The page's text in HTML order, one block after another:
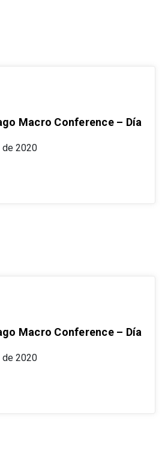
Macro Conference – Día
de 2020
Macro Conference – Día
de 2020